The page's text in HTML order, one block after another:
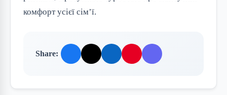
комфорт усієї сім’ї.
Share: